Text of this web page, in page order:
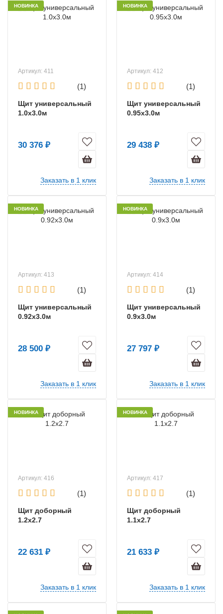
НОВИНКА
Артикул: 411
(1)
Щит универсальный
1.0х3.0м
30 376 ₽
Заказать в 1 клик
НОВИНКА
Артикул: 412
(1)
Щит универсальный
0.95х3.0м
29 438 ₽
Заказать в 1 клик
НОВИНКА
Артикул: 413
(1)
Щит универсальный
0.92х3.0м
28 500 ₽
Заказать в 1 клик
НОВИНКА
Артикул: 414
(1)
Щит универсальный
0.9х3.0м
27 797 ₽
Заказать в 1 клик
НОВИНКА
Артикул: 416
(1)
Щит доборный
1.2х2.7
22 631 ₽
Заказать в 1 клик
НОВИНКА
Артикул: 417
(1)
Щит доборный
1.1х2.7
21 633 ₽
Заказать в 1 клик